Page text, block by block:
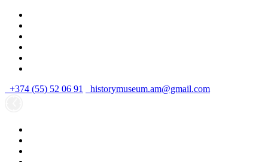
+374 (55) 52 06 91 historymuseum.am@gmail.com